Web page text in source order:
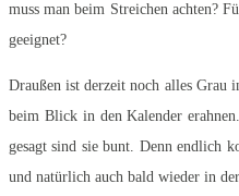
muss man beim Streichen achten?
geeignet?
Draußen ist derzeit noch alles Grau
beim Blick in den Kalender
gesagt sind sie bunt. Denn endlich
und natürlich auch bald wieder in